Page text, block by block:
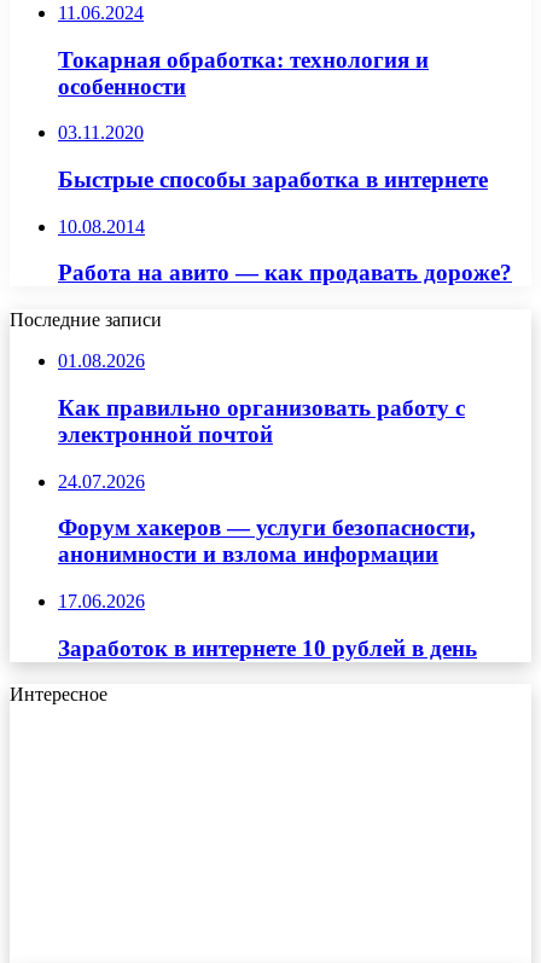
11.06.2024
Токарная обработка: технология и
особенности
03.11.2020
Быстрые способы заработка в интернете
10.08.2014
Работа на авито — как продавать дороже?
Последние записи
01.08.2026
Как правильно организовать работу с
электронной почтой
24.07.2026
Форум хакеров — услуги безопасности,
анонимности и взлома информации
17.06.2026
Заработок в интернете 10 рублей в день
Интересное